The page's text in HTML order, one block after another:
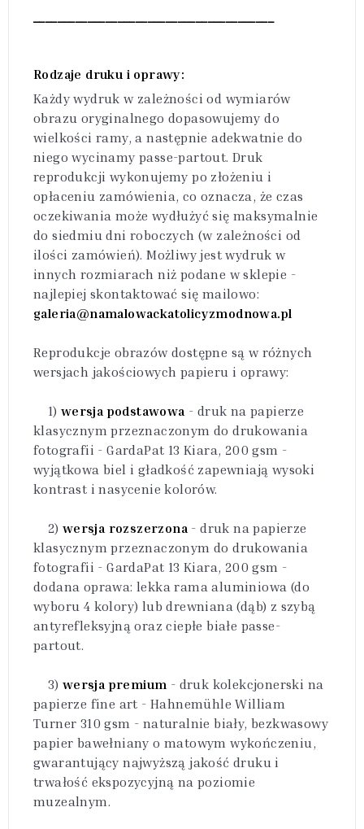
Rodzaje druku i oprawy:
Każdy wydruk w zależności od wymiarów
obrazu oryginalnego dopasowujemy do
wielkości ramy, a następnie adekwatnie do
niego wycinamy passe-partout. Druk
reprodukcji wykonujemy po złożeniu i
opłaceniu zamówienia, co oznacza, że czas
oczekiwania może wydłużyć się maksymalnie
do siedmiu dni roboczych (w zależności od
ilości zamówień). Możliwy jest wydruk w
innych rozmiarach niż podane w sklepie -
najlepiej skontaktować się mailowo:
galeria@namalowackatolicyzmodnowa.pl
Reprodukcje obrazów dostępne są w różnych
wersjach jakościowych papieru i oprawy:
1) wersja podstawowa - druk na papierze
klasycznym przeznaczonym do drukowania
fotografii - GardaPat 13 Kiara, 200 gsm -
wyjątkowa biel i gładkość zapewniają wysoki
kontrast i nasycenie kolorów.
2) wersja rozszerzona - druk na papierze
klasycznym przeznaczonym do drukowania
fotografii - GardaPat 13 Kiara, 200 gsm -
dodana oprawa: lekka rama aluminiowa (do
wyboru 4 kolory) lub drewniana (dąb) z szybą
antyrefleksyjną oraz ciepłe białe passe-
partout.
3) wersja premium - druk kolekcjonerski na
papierze fine art - Hahnemühle William
Turner 310 gsm - naturalnie biały, bezkwasowy
papier bawełniany o matowym wykończeniu,
gwarantujący najwyższą jakość druku i
trwałość ekspozycyjną na poziomie
muzealnym.